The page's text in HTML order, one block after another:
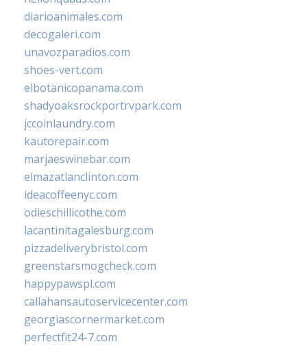
diarioanimales.com
decogaleri.com
unavozparadios.com
shoes-vert.com
elbotanicopanama.com
shadyoaksrockportrvpark.com
jccoinlaundry.com
kautorepair.com
marjaeswinebar.com
elmazatlanclinton.com
ideacoffeenyc.com
odieschillicothe.com
lacantinitagalesburg.com
pizzadeliverybristol.com
greenstarsmogcheck.com
happypawspl.com
callahansautoservicecenter.com
georgiascornermarket.com
perfectfit24-7.com